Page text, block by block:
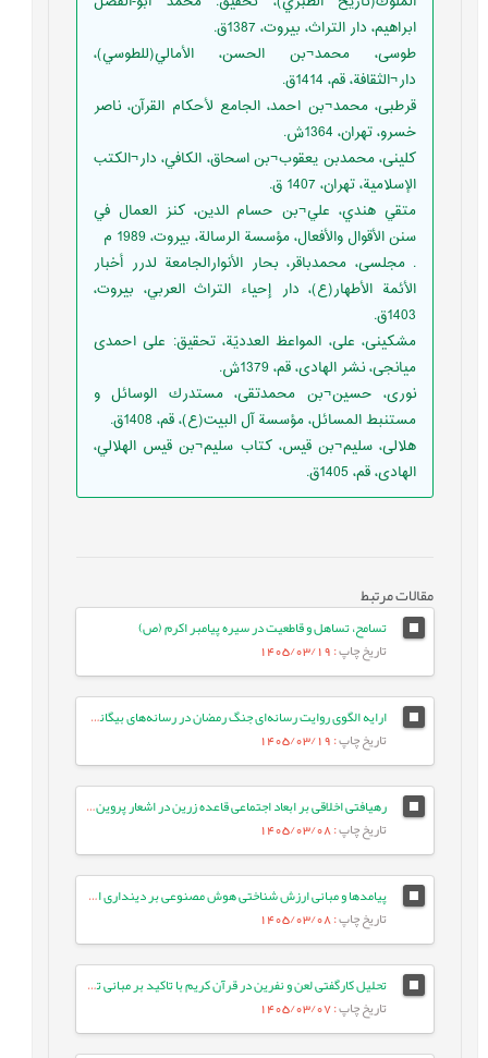
ابراهيم، دار التراث، بيروت، 1387ق.
طوسى، محمد¬بن الحسن، الأمالي(للطوسي)،
دار¬الثقافة، قم، 1414ق.
قرطبى، محمد¬بن احمد، الجامع لأحكام القرآن، ناصر
خسرو، تهران، 1364ش.
كلينى، محمدبن يعقوب¬بن اسحاق، الكافي، دار¬الكتب
الإسلامية، تهران، 1407 ق.
متقي هندي، علي¬بن حسام الدين، كنز العمال في
سنن الأقوال والأفعال، مؤسسة الرسالة، بيروت، 1989 م
. مجلسى، محمدباقر، بحار الأنوارالجامعة لدرر أخبار
الأئمة الأطهار(ع)، دار إحياء التراث العربي، بيروت،
1403ق.
مشکینی، علی، المواعظ العدديّة، تحقیق: علی احمدی
میانجی، نشر الهادی، قم، 1379ش.
نورى، حسين¬بن محمدتقى، مستدرك الوسائل و
مستنبط المسائل، مؤسسة آل البيت(ع)، قم، 1408ق.
هلالى، سليم¬بن قيس، كتاب سليم¬بن قيس الهلالي،
الهادى، قم، 1405ق.
مقالات مرتبط
تسامح، تساهل و قاطعیت در سیره پیامبر اکرم (ص)
تاریخ چاپ: 1405/03/19
ارایه الگوی روایت رسانه‌ای جنگ رمضان در رسانه‌های بیگانه: مطالعه موردی ایران اینترنشنال
تاریخ چاپ: 1405/03/19
رهیافتی اخلاقی بر ابعاد اجتماعی قاعده زرین در اشعار پروین اعتصامی
تاریخ چاپ: 1405/03/08
پیامدها و مبانی ارزش شناختی هوش مصنوعی بر دینداری انسان معاصر
تاریخ چاپ: 1405/03/08
تحلیل کارگفتی لعن و نفرین در قرآن کریم با تاکید بر مبانی تربیتی آن
تاریخ چاپ: 1405/03/07